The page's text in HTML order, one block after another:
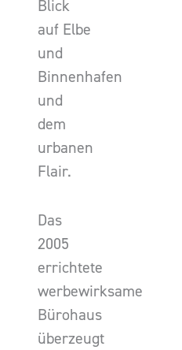
Blick
auf Elbe
und
Binnenhafen
und
dem
urbanen
Flair.
Das
2005
errichtete
werbewirksame
Bürohaus
überzeugt